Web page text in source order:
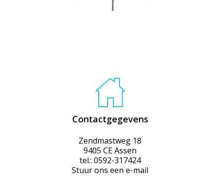
Contactgegevens
Zendmastweg 18
9405 CE Assen
tel.: 0592-317424
Stuur ons een e-mail